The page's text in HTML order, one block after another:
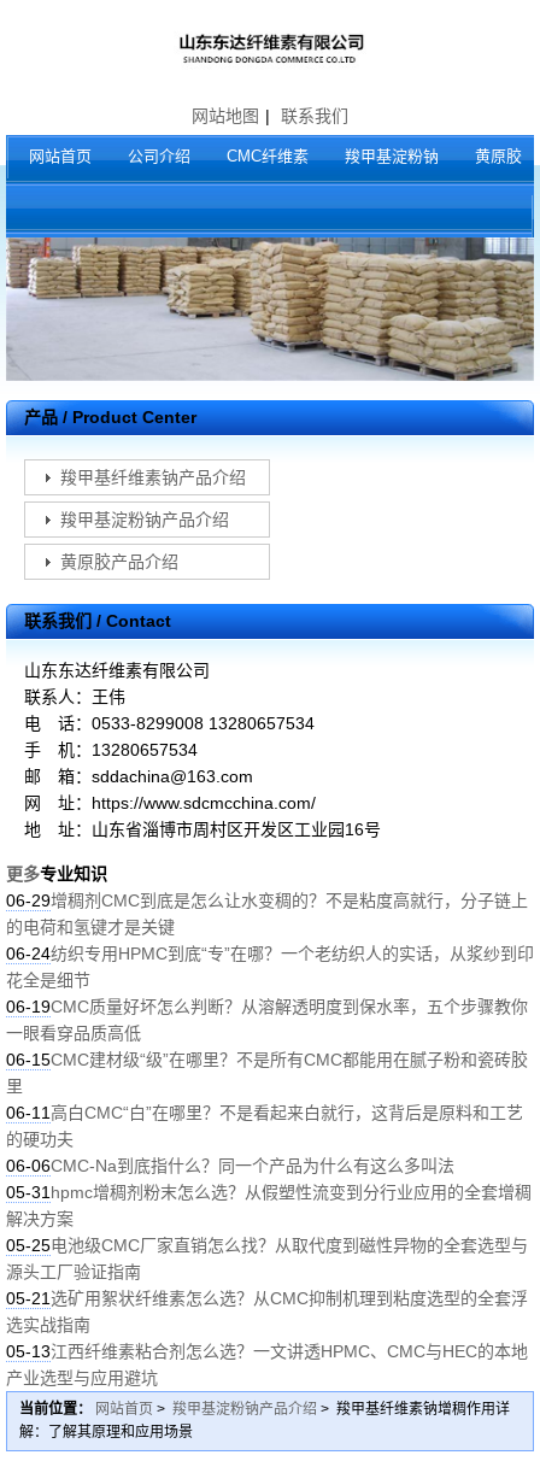
网站地图 | 联系我们
网站首页 公司介绍 CMC纤维素 羧甲基淀粉钠 黄原胶
产品 / Product Center
羧甲基纤维素钠产品介绍
羧甲基淀粉钠产品介绍
黄原胶产品介绍
联系我们 / Contact
山东东达纤维素有限公司
联系人：王伟
电 话：0533-8299008 13280657534
手 机：13280657534
邮 箱：sddachina@163.com
网 址：https://www.sdcmcchina.com/
地 址：山东省淄博市周村区开发区工业园16号
更多专业知识
06-29增稠剂CMC到底是怎么让水变稠的？不是粘度高就行，分子链上
的电荷和氢键才是关键
06-24纺织专用HPMC到底“专”在哪？一个老纺织人的实话，从浆纱到印
花全是细节
06-19CMC质量好坏怎么判断？从溶解透明度到保水率，五个步骤教你
一眼看穿品质高低
06-15CMC建材级“级”在哪里？不是所有CMC都能用在腻子粉和瓷砖胶
里
06-11高白CMC“白”在哪里？不是看起来白就行，这背后是原料和工艺
的硬功夫
06-06CMC-Na到底指什么？同一个产品为什么有这么多叫法
05-31 hpmc增稠剂粉末怎么选？从假塑性流变到分行业应用的全套增稠
解决方案
05-25电池级CMC厂家直销怎么找？从取代度到磁性异物的全套选型与
源头工厂验证指南
05-21选矿用絮状纤维素怎么选？从CMC抑制机理到粘度选型的全套浮
选实战指南
05-13江西纤维素粘合剂怎么选？一文讲透HPMC、CMC与HEC的本地
产业选型与应用避坑
当前位置： 网站首页 > 羧甲基淀粉钠产品介绍 > 羧甲基纤维素钠增稠作用详
解：了解其原理和应用场景